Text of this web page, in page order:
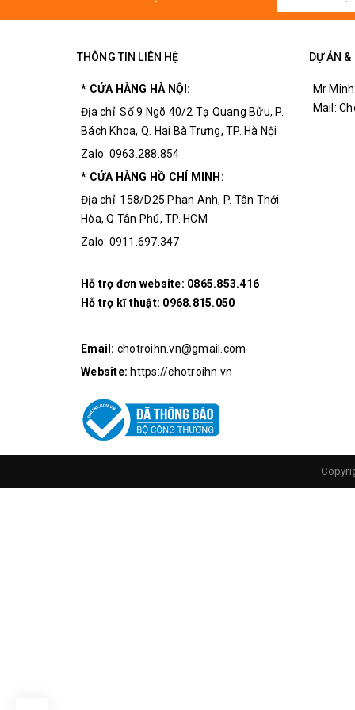
Khối lượng: 20g
Kích Thước Thực Tế
THÔNG TIN LIÊN HỆ
* CỬA HÀNG HÀ NỘI:
Địa chỉ: Số 9 Ngõ 40/2 Tạ Quang Bửu, P.
Bách Khoa, Q. Hai Bà Trưng, TP. Hà Nội
Zalo: 0963.288.854
* CỬA HÀNG HỒ CHÍ MINH:
Địa chỉ: 158/D25 Phan Anh, P. Tân Thới
Hòa, Q.Tân Phú, TP. HCM
Zalo: 0911.697.347
Hỗ trợ đơn website: 0865.853.416
Hỗ trợ kĩ thuật: 0968.815.050
Email: chotroihn.vn@gmail.com
Website: https://chotroihn.vn
DỰ ÁN &
Mr
Mail: